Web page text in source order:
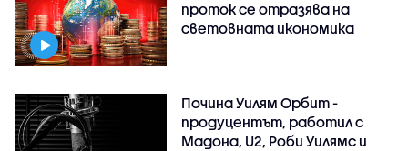
проток се отразява на
световната икономика
Почина Уилям Орбит -
продуцентът, работил с
Мадона, U2, Роби Уилямс и